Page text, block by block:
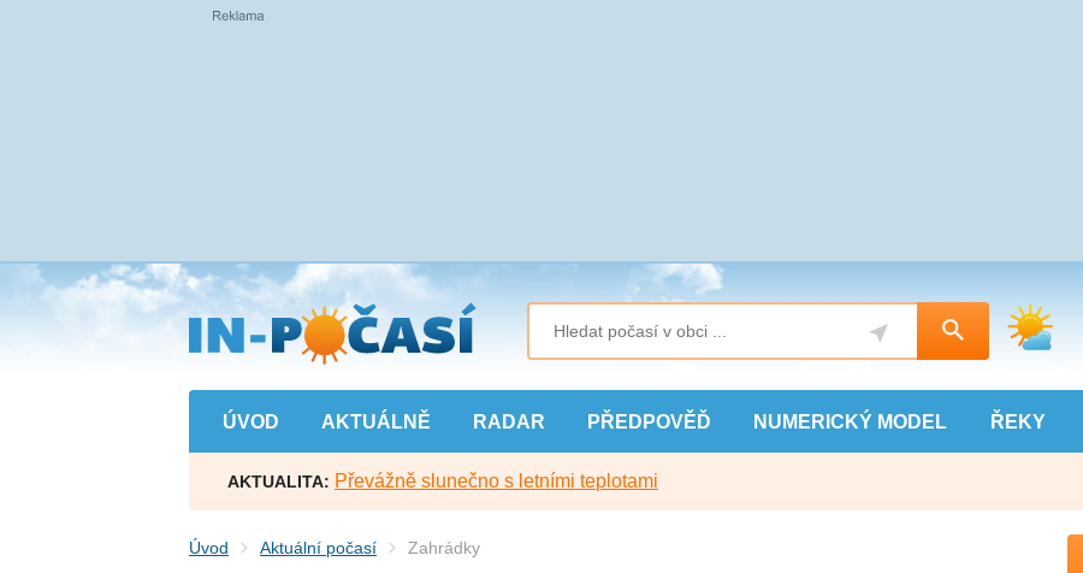
Přejít
na
hlavní
obsah
ÚVOD AKTUÁLNĚ RADAR PŘEDPOVĚĎ NUMERICKÝ MODEL ŘEKY
AKTUALITA: Převážně slunečno s letními teplotami
Úvod Aktuální počasí Zahrádky